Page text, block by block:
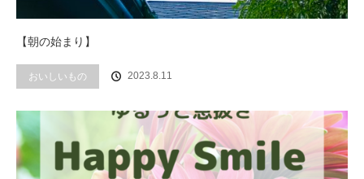
【朝の始まり】
おいしいもの 2023.8.11